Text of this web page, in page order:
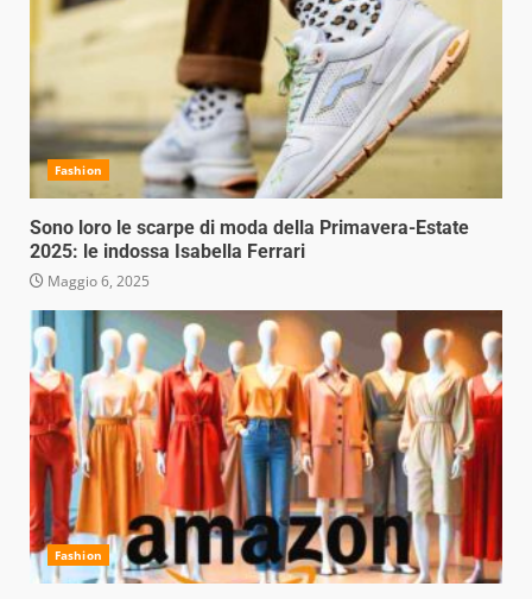
Fashion
Sono loro le scarpe di moda della Primavera-Estate
2025: le indossa Isabella Ferrari
Maggio 6, 2025
Fashion